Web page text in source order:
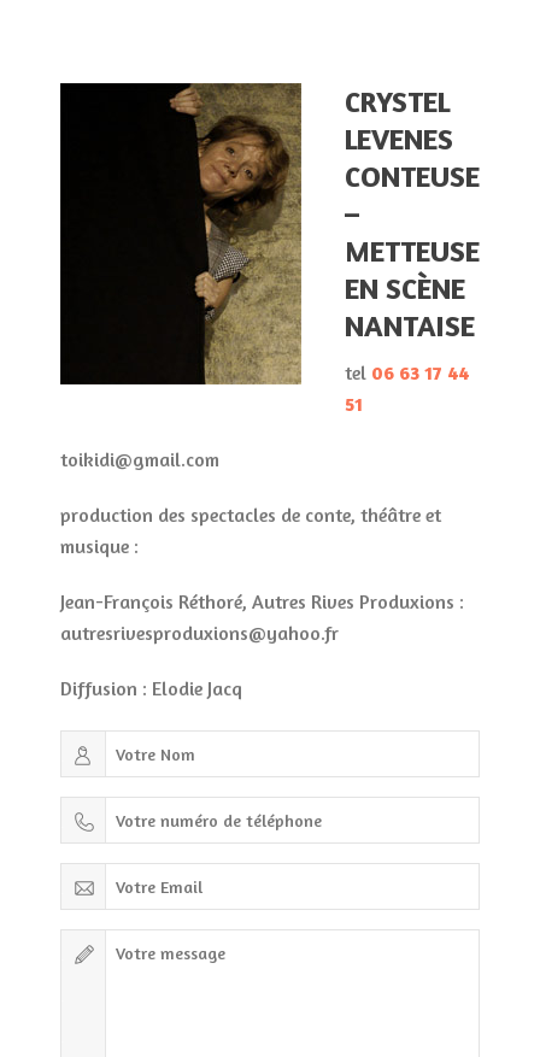
CRYSTEL
LEVENES
CONTEUSE
–
METTEUSE
EN SCÈNE
NANTAISE
tel 06 63 17 44
51
toikidi@gmail.com
production des spectacles de conte, théâtre et
musique :
Jean-François Réthoré, Autres Rives Produxions :
autresrivesproduxions@yahoo.fr
Diffusion : Elodie Jacq